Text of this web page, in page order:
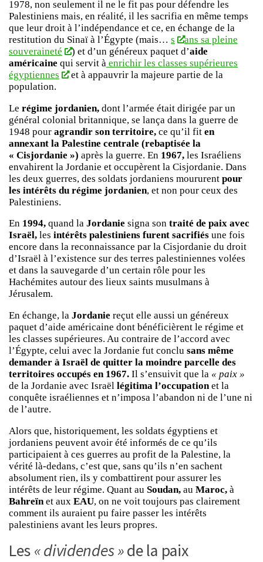
1978, non seulement il ne le fit pas pour défendre les
Palestiniens mais, en réalité, il les sacrifia en même temps
que leur droit à l’indépendance et ce, en échange de la
restitution du Sinaï à l’Égypte (mais… s
ans sa pleine
souveraineté
) et d’un généreux paquet d’aide
américaine qui servit à enrichir les classes supérieures
égyptiennes
et à appauvrir la majeure partie de la
population.
Le régime jordanien, dont l’armée était dirigée par un
général colonial britannique, se lança dans la guerre de
1948 pour agrandir son territoire, ce qu’il fit en
annexant la Palestine centrale (rebaptisée la
« Cisjordanie ») après la guerre. En 1967, les Israéliens
envahirent la Jordanie et occupèrent la Cisjordanie. Dans
les deux guerres, des soldats jordaniens moururent pour
les intérêts du régime jordanien, et non pour ceux des
Palestiniens.
En 1994, quand la Jordanie signa son traité de paix avec
Israël, les intérêts palestiniens furent sacrifiés une fois
encore dans la reconnaissance par la Cisjordanie du droit
d’Israël à l’existence sur des terres palestiniennes volées
et dans la sauvegarde d’un certain rôle pour les
Hachémites autour des lieux saints musulmans à
Jérusalem.
En échange, la Jordanie reçut elle aussi un généreux
paquet d’aide américaine dont bénéficièrent le régime et
les classes supérieures. Au contraire de l’accord avec
l’Égypte, celui avec la Jordanie fut conclu sans même
demander à Israël de quitter la moindre parcelle des
territoires occupés en 1967. Il s’ensuivit que la « paix »
de la Jordanie avec Israël légitima l’occupationet la
conquête israéliennes et n’imposa l’abandon ni de l’une ni
de l’autre.
Alors que, historiquement, les soldats égyptiens et
jordaniens peuvent avoir été informés de ce qu’ils
participaient à ces guerres au profit de la Palestine, la
vérité là-dedans, c’est que, sans qu’ils n’en sachent
absolument rien, ils y combattirent pour assurer les
intérêts de leur régime. Quant au Soudan, au Maroc, à
Bahreïn et aux EAU, on ne voit toujours pas clairement
comment ils auraient pu faire passer les intérêts
palestiniens avant les leurs propres.
Les « dividendes »de la paix